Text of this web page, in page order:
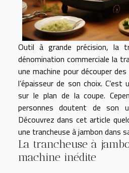
Outil à grande précision, la
dénomination commerciale la
une machine pour découper
l’épaisseur de son choix.
sur le plan de la coupe.
personnes doutent de son
Découvrez dans cet article
une trancheuse à jambon dans
La trancheuse à
machine inédite